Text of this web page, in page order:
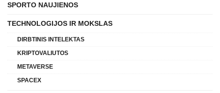
SPORTO NAUJIENOS
TECHNOLOGIJOS IR MOKSLAS
DIRBTINIS INTELEKTAS
KRIPTOVALIUTOS
METAVERSE
SPACEX